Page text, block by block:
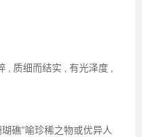
‚ 质细而结实 ‚ 有光泽度 ‚
礁”喻珍稀之物或优异人